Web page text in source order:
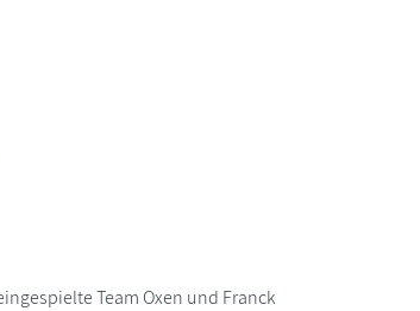
Team Oxen und Franck